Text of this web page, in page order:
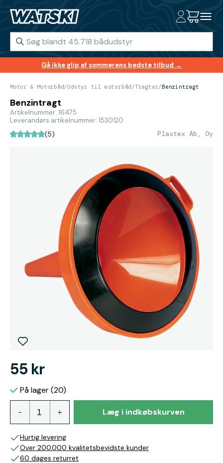
Gå ikke glip af sommerens bedste tilbud →
Motor & Motorbåd/Udstyr til motorbåd /Tragter/Benzintragt
Benzintragt
Artikelnummer: 16475
Leverandørs artikelnummer: 1530120
(5) Plastex Ab, Oy
55 kr
På lager (20)
Læg i indkøbskurven
Hurtig levering
Over 200.000 kvalitetsbevidste kunder
60 dages returret